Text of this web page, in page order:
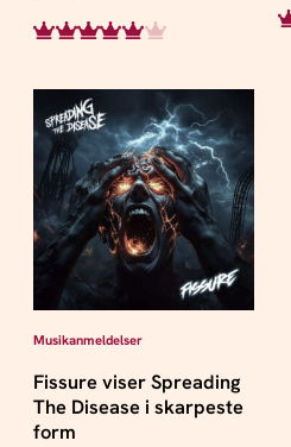
Musikanmeldelser
Fissure viser Spreading
The Disease i skarpeste
form